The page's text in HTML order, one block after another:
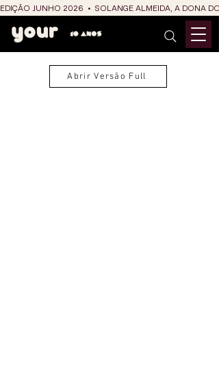
EDIÇÃO JUNHO 2026  •  SOLANGE ALMEIDA, A DONA
Abrir Versão Full